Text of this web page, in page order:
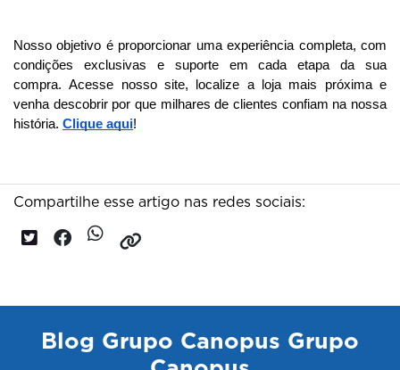
Nosso objetivo é proporcionar uma experiência completa, com
condições exclusivas e suporte em cada etapa da sua
compra. Acesse nosso site, localize a loja mais próxima e
venha descobrir por que milhares de clientes confiam na nossa
história. Clique aqui!
Compartilhe esse artigo nas redes sociais:
Blog Grupo Canopus Grupo